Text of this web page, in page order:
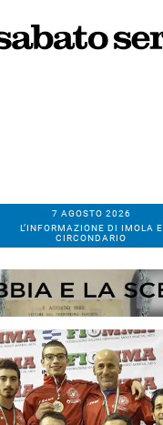
7 AGOSTO 2026
L’INFORMAZIONE DI IMOLA E
CIRCONDARIO